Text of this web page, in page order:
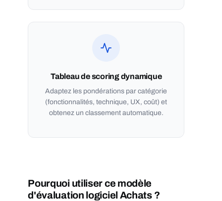
Tableau de scoring dynamique
Adaptez les pondérations par catégorie
(fonctionnalités, technique, UX, coût) et
obtenez un classement automatique.
Pourquoi utiliser ce modèle
d'évaluation logiciel Achats ?